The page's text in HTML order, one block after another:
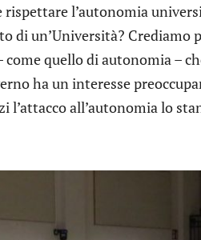
rispettare l’autonomia
di un’Università? Crediamo
quello di autonomia –
ha un interesse
l’attacco all’autonomia lo